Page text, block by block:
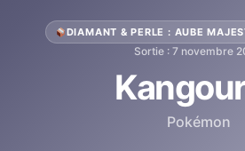
DIAMANT & PERLE : AUBE
Sortie : 7 novembre
Pokémon